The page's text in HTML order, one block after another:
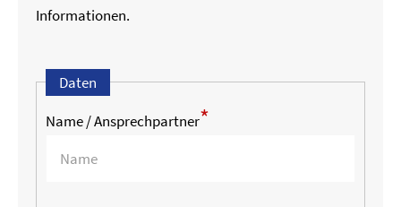
Informationen.
Daten
Name / Ansprechpartner*